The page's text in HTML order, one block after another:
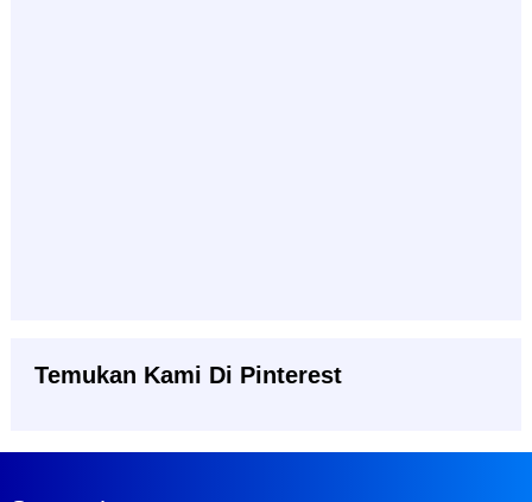
Temukan Kami Di Pinterest